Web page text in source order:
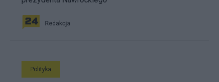
Redakcja
Polityka